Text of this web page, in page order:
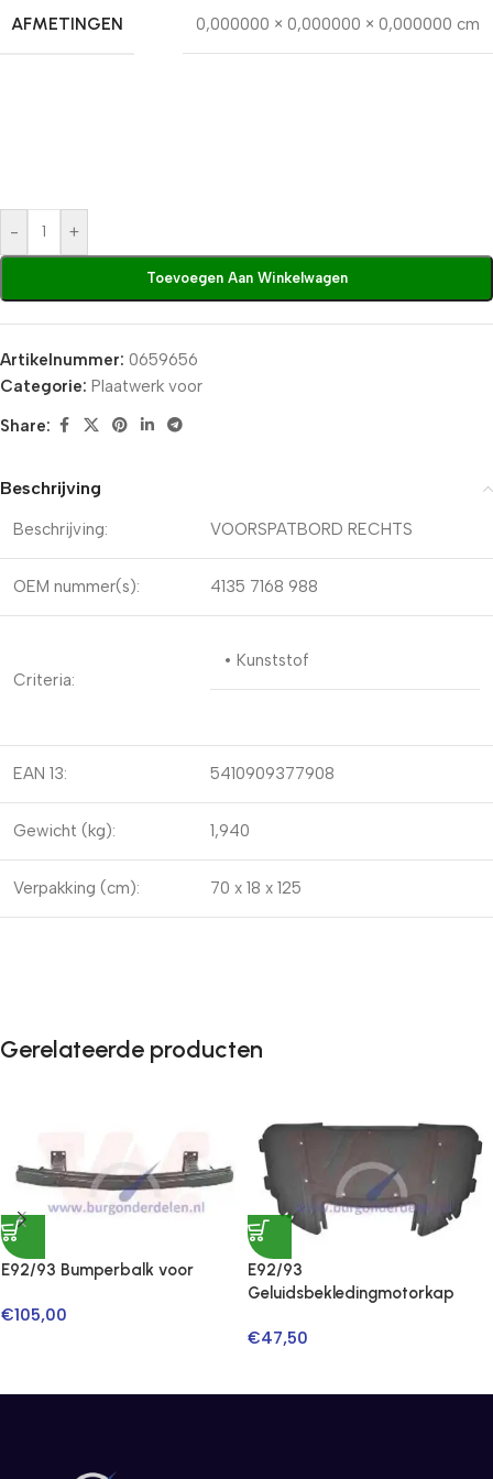
AFMETINGEN 0,000000 × 0,000000 × 0,000000 cm
- +
Toevoegen Aan Winkelwagen
Artikelnummer: 0659656
Categorie: Plaatwerk voor
Share:
Beschrijving
Beschrijving: VOORSPATBORD RECHTS
OEM nummer(s): 4135 7168 988
Criteria:
• Kunststof
EAN 13: 5410909377908
Gewicht (kg): 1,940
Verpakking (cm): 70 x 18 x 125
Gerelateerde producten
E92/93 Bumperbalk voor
€105,00
E92/93
Geluidsbekledingmotorkap
€47,50